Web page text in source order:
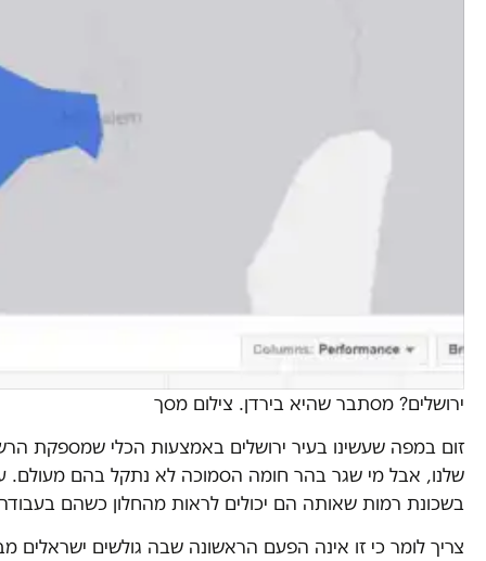
ירושלים? מסתבר שהיא בירדן. צילום מסך
זום במפה שעשינו בעיר ירושלים באמצעות הכלי שמספקת
שלנו, אבל מי שגר בהר חומה הסמוכה לא נתקל בהם מעולם.
בשכונת רמות שאותה הם יכולים לראות מהחלון כשהם
צריך לומר כי זו אינה הפעם הראשונה שבה גולשים ישראלים